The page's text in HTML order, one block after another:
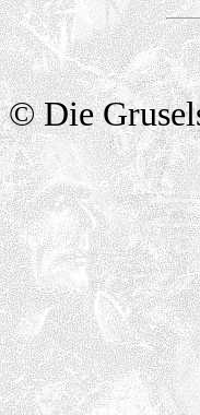
© Die